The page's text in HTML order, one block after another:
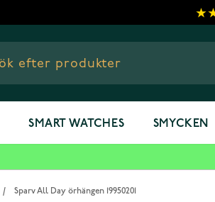
SMART WATCHES SMYCKEN
/ Sparv All Day örhängen 19950201